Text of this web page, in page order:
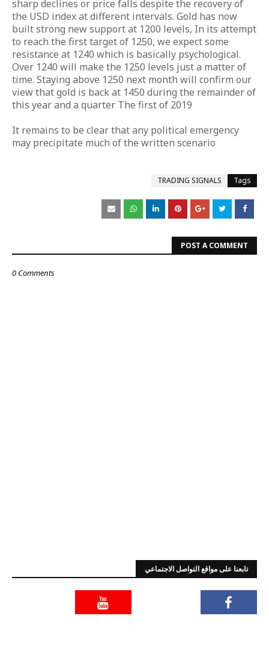
sharp declines or price falls despite the recovery of
the USD index at different intervals. Gold has now
built strong new support at 1200 levels, In its attempt
to reach the first target of 1250, we expect some
resistance at 1240 which is basically psychological.
Over 1240 will make the 1250 levels just a matter of
time. Staying above 1250 next month will confirm our
view that gold is back at 1450 during the remainder of
this year and a quarter The first of 2019
It remains to be clear that any political emergency
may precipitate much of the written scenario
Tags
TRADING SIGNALS
POST A COMMENT
0 Comments
تابعنا على مواقع التواصل الاجتماعي